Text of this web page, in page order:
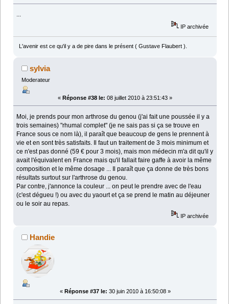
...
IP archivée
L'avenir est ce qu'il y a de pire dans le présent ( Gustave Flaubert ).
sylvia
Moderateur
« Réponse #38 le: 08 juillet 2010 à 23:51:43 »
Moi, je prends pour mon arthrose du genou (j'ai fait une poussée il y a
trois semaines) "rhumal complet" (je ne sais pas si ça se trouve en
France sous ce nom là), il paraît que beaucoup de gens le prennent à
vie et en sont très satisfaits. Il faut un traitement de 3 mois minimum et
ce n'est pas donné (59 € pour 3 mois), mais mon médecin m'a dit qu'il y
avait l'équivalent en France mais qu'il fallait faire gaffe à avoir la même
composition et le même dosage ... Il paraît que ça donne de très bons
résultats surtout sur l'arthrose du genou.
Par contre, j'annonce la couleur ... on peut le prendre avec de l'eau
(c'est dégueu !) ou avec du yaourt et ça se prend le matin au déjeuner
ou le soir au repas.
IP archivée
Handie
« Réponse #37 le: 30 juin 2010 à 16:50:08 »